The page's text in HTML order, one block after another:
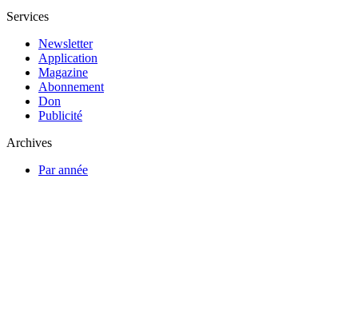
Services
Newsletter
Application
Magazine
Abonnement
Don
Publicité
Archives
Par année